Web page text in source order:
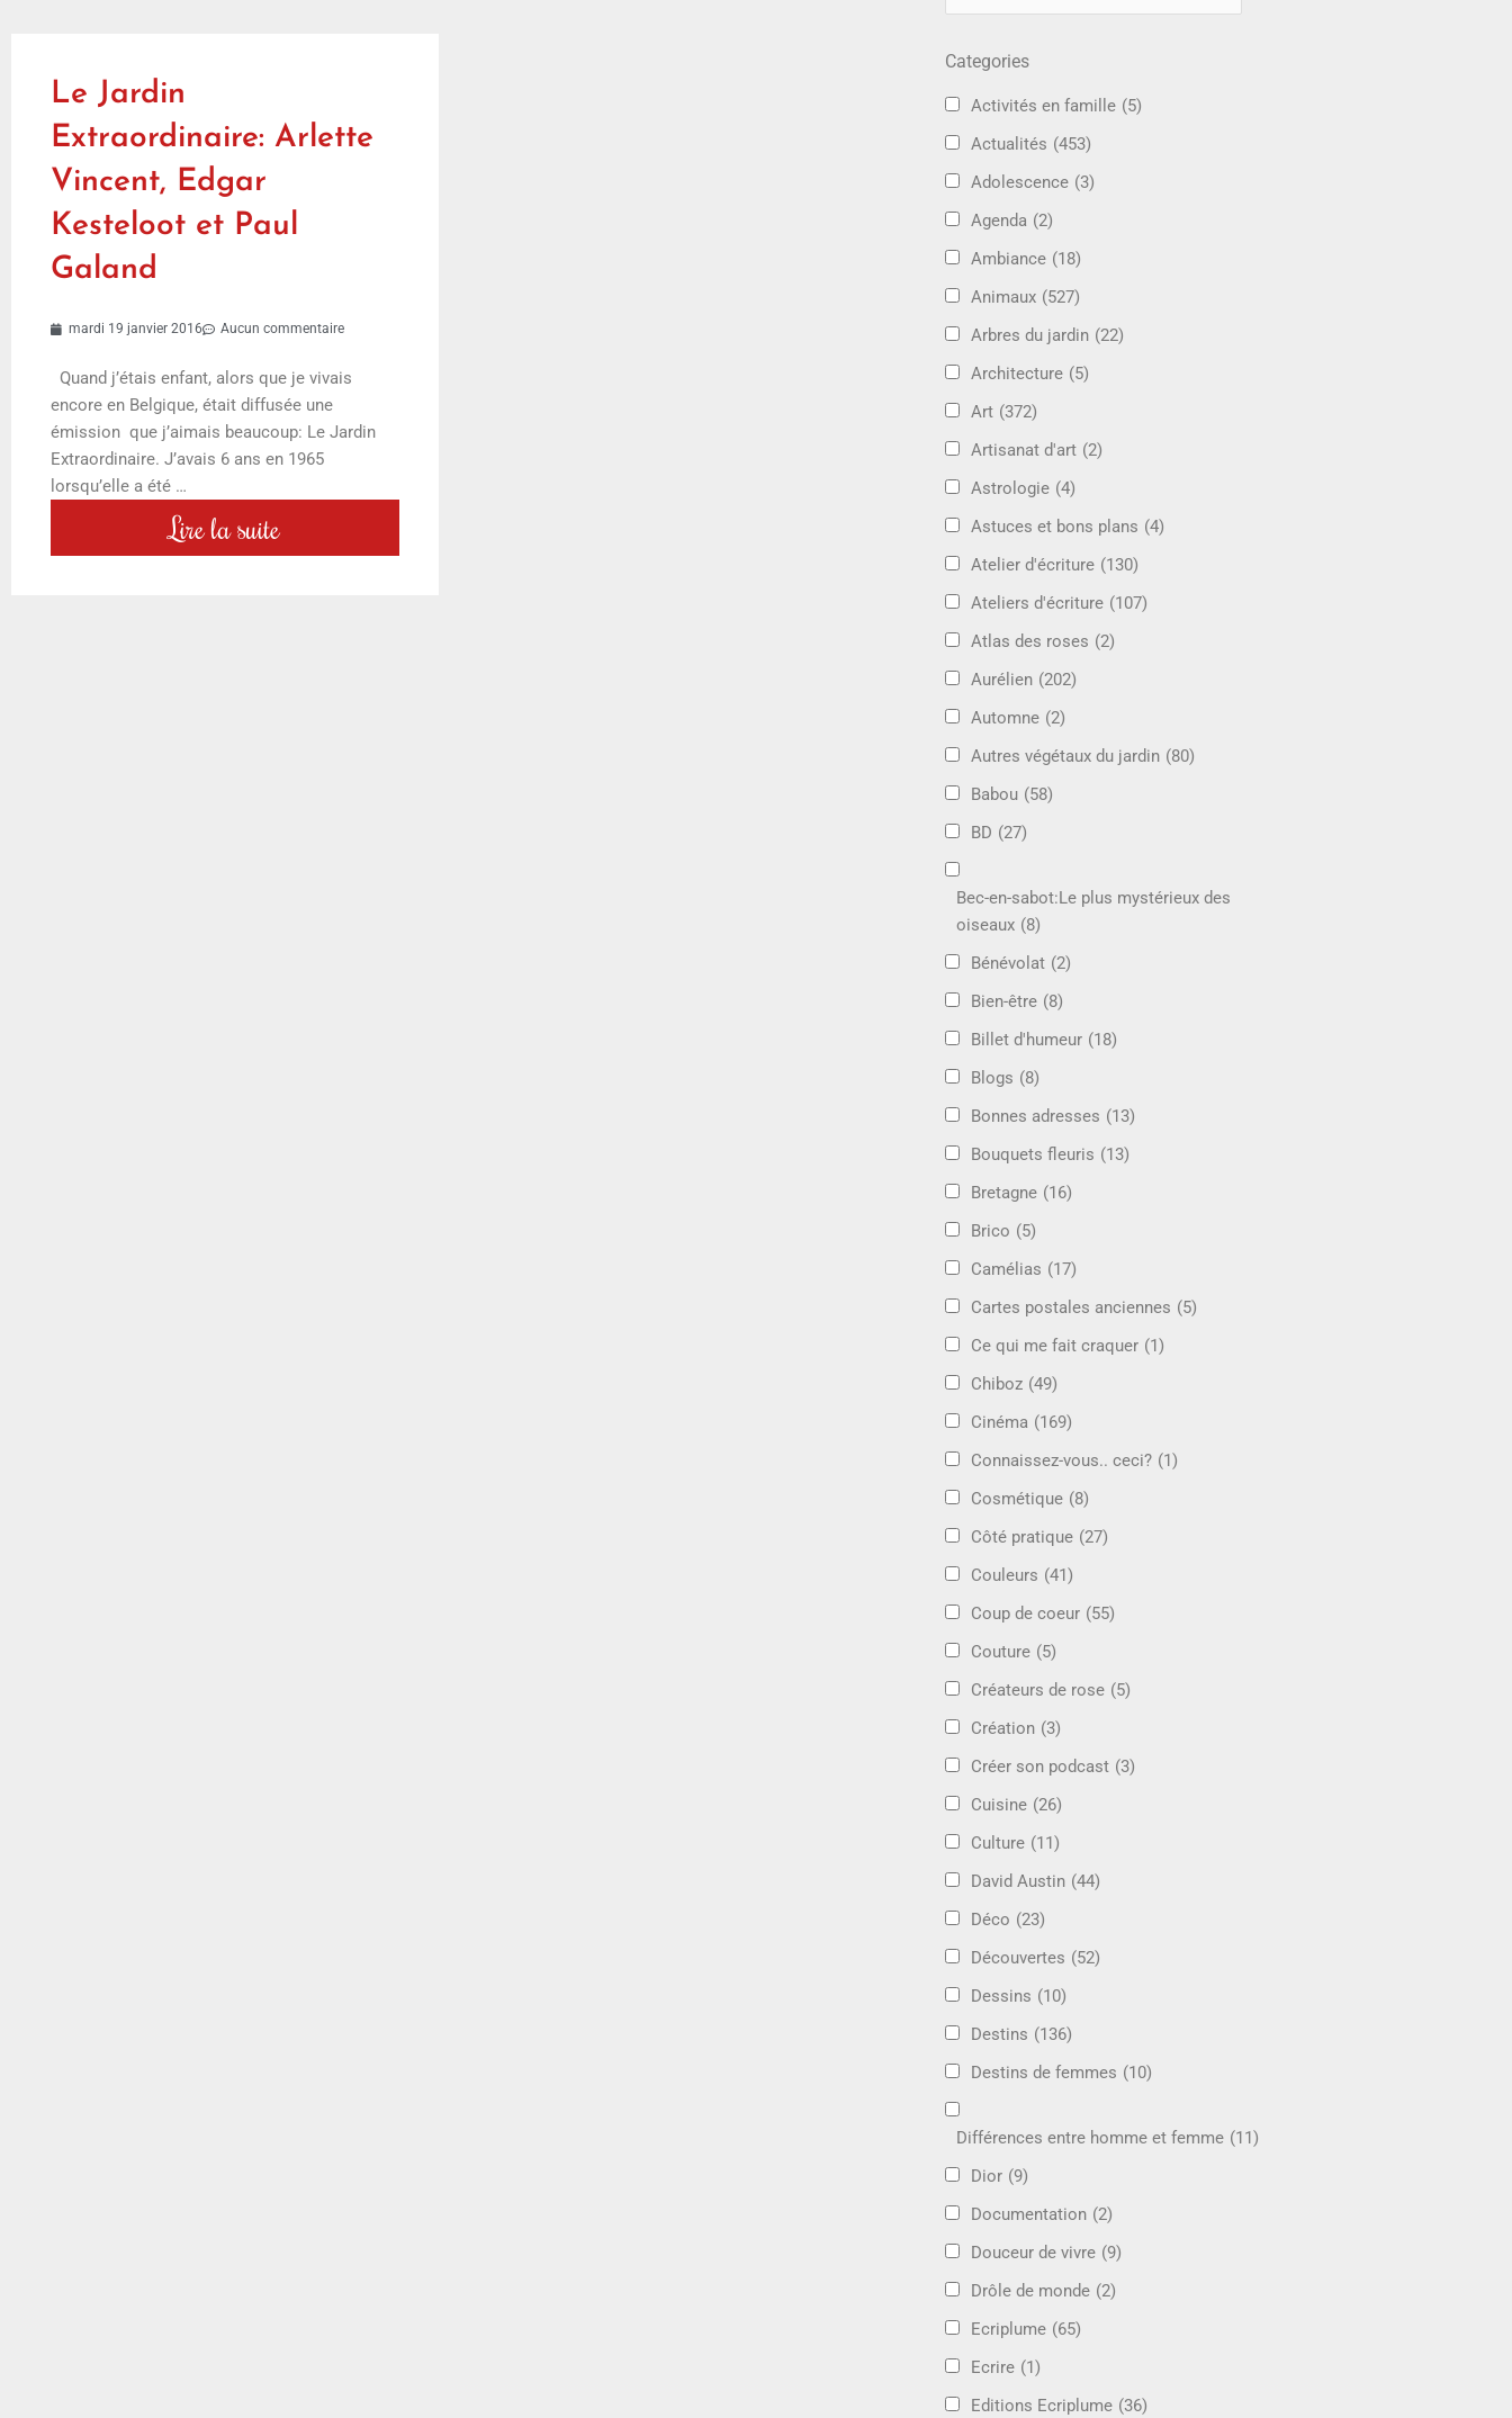
Le Jardin
Extraordinaire: Arlette
Vincent, Edgar
Kesteloot et Paul
Galand
mardi 19 janvier 2016 Aucun commentaire
Quand j’étais enfant, alors que je vivais
encore en Belgique, était diffusée une
émission que j’aimais beaucoup: Le Jardin
Extraordinaire. J’avais 6 ans en 1965
lorsqu’elle a été …
Lire la suite
Categories
Activités en famille (5)
Actualités (453)
Adolescence (3)
Agenda (2)
Ambiance (18)
Animaux (527)
Arbres du jardin (22)
Architecture (5)
Art (372)
Artisanat d'art (2)
Astrologie (4)
Astuces et bons plans (4)
Atelier d'écriture (130)
Ateliers d'écriture (107)
Atlas des roses (2)
Aurélien (202)
Automne (2)
Autres végétaux du jardin (80)
Babou (58)
BD (27)
Bec-en-sabot:Le plus mystérieux des
oiseaux (8)
Bénévolat (2)
Bien-être (8)
Billet d'humeur (18)
Blogs (8)
Bonnes adresses (13)
Bouquets fleuris (13)
Bretagne (16)
Brico (5)
Camélias (17)
Cartes postales anciennes (5)
Ce qui me fait craquer (1)
Chiboz (49)
Cinéma (169)
Connaissez-vous.. ceci? (1)
Cosmétique (8)
Côté pratique (27)
Couleurs (41)
Coup de coeur (55)
Couture (5)
Créateurs de rose (5)
Création (3)
Créer son podcast (3)
Cuisine (26)
Culture (11)
David Austin (44)
Déco (23)
Découvertes (52)
Dessins (10)
Destins (136)
Destins de femmes (10)
Différences entre homme et femme (11)
Dior (9)
Documentation (2)
Douceur de vivre (9)
Drôle de monde (2)
Ecriplume (65)
Ecrire (1)
Editions Ecriplume (36)